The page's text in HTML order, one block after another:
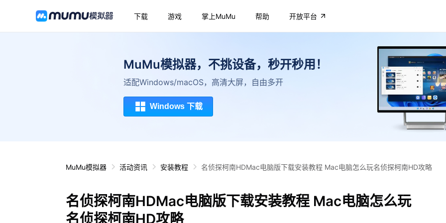
下载 游戏 掌上MuMu 帮助 开放平台
MuMu模拟器，不挑设备，秒开秒用！
适配Windows/macOS，高清大屏，自由多开
Windows 下载
MuMu模拟器 活动资讯 安装教程 名侦探柯南HDMac电脑版下载安装教程 Mac电脑怎么玩名侦探柯南HD攻略
名侦探柯南HDMac电脑版下载安装教程 Mac电脑怎么玩
名侦探柯南HD攻略